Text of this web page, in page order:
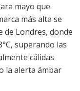
mayo que
más alta se
de Londres, donde
superando las
cálidas
la alerta ámbar